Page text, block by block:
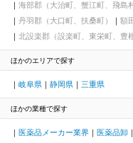
海部郡（大治町、蟹江町、飛島
丹羽郡（大口町、扶桑町）
額
北設楽郡（設楽町、東栄町、豊
ほかのエリアで探す
岐阜県 静岡県 三重県
ほかの業種で探す
医薬品メーカー業界 医薬品卸